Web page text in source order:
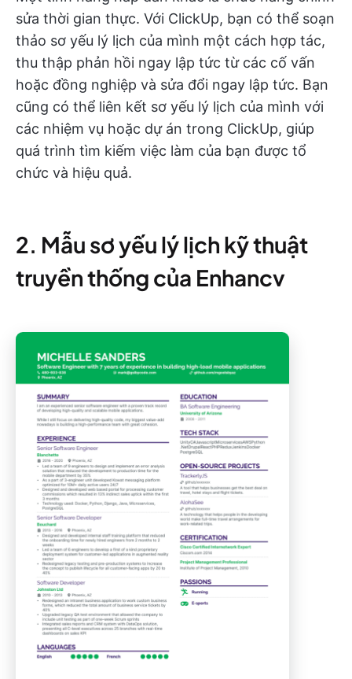
sửa thời gian thực. Với ClickUp, bạn có thể soạn
thảo sơ yếu lý lịch của mình một cách hợp tác,
thu thập phản hồi ngay lập tức từ các cố vấn
hoặc đồng nghiệp và sửa đổi ngay lập tức. Bạn
cũng có thể liên kết sơ yếu lý lịch của mình với
các nhiệm vụ hoặc dự án trong ClickUp, giúp
quá trình tìm kiếm việc làm của bạn được tổ
chức và hiệu quả.
2. Mẫu sơ yếu lý lịch kỹ thuật
truyền thống của Enhancv